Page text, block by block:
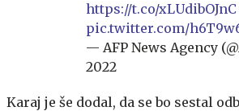
https://t.co/xLUdibOJnC
pic.twitter.com/
— AFP News Agency
2022
Karaj je še dodal, da se bo sestal